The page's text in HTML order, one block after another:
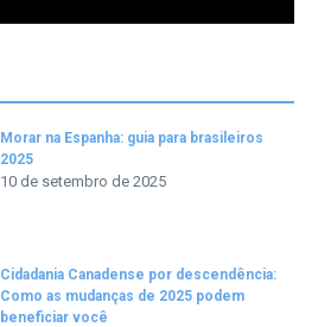
Morar na Espanha: guia para brasileiros
2025
10 de setembro de 2025
Cidadania Canadense por descendência:
Como as mudanças de 2025 podem
beneficiar você